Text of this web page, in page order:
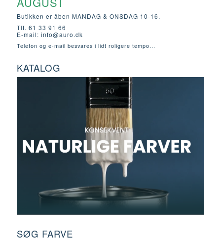
Butikken er åben MANDAG & ONSDAG 10-16.
Tlf. 61 33 91 66
E-mail: info@auro.dk
Telefon og e-mail besvares i lidt roligere tempo...
KATALOG
SØG FARVE